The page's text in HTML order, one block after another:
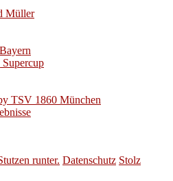
Müller
TSV 1860 München
runter. Datenschutz Stolz